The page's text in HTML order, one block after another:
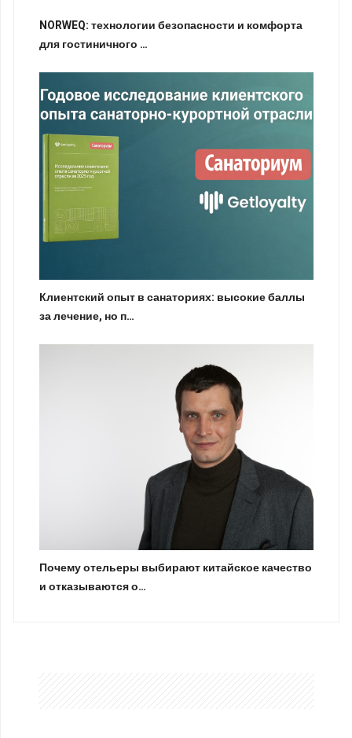
NORWEQ: технологии безопасности и комфорта
для гостиничного …
Клиентский опыт в санаториях: высокие баллы
за лечение, но п…
Почему отельеры выбирают китайское качество
и отказываются о…